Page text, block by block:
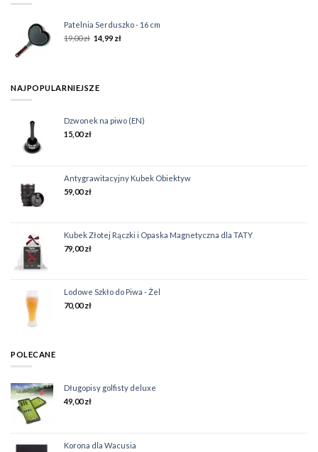
Patelnia Serduszko - 16 cm
19,00zł 14,99 zł
NAJPOPULARNIEJSZE
Dzwonek na piwo (EN)
15,00zł
Antygrawitacyjny Kubek Obiektyw
59,00zł
Kubek Złotej Rączki i Opaska Magnetyczna dla TATY
79,00zł
Lodowe Szkło do Piwa - Żel
70,00zł
POLECANE
Długopisy golfisty deluxe
49,00zł
Korona dla Wacusia